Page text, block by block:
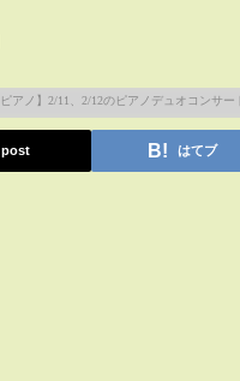
post はてブ